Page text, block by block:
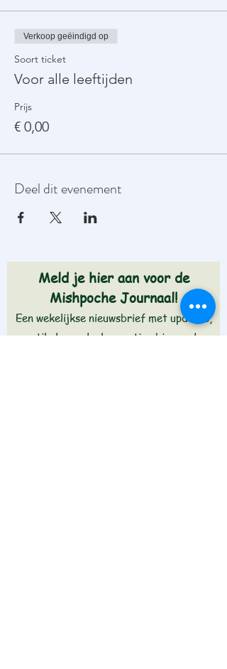
Verkoop geëindigd op
Soort ticket
Voor alle leeftijden
Prijs
€ 0,00
Deel dit evenement
Meld je hier aan voor de
Mishpoche Journaal!
Een wekelijkse nieuwsbrief met updates,
artikelen en leuke weetjes binnen de